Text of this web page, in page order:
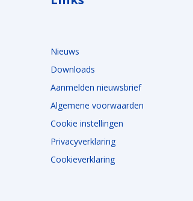
Nieuws
Downloads
Aanmelden nieuwsbrief
Algemene voorwaarden
Cookie instellingen
Privacyverklaring
Cookieverklaring